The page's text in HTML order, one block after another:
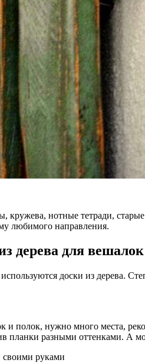
кружева, нотные тетради,
любимого направления.
дерева для
доски из дерева.
и полок, нужно много места,
планки разными оттенками. А
своими руками